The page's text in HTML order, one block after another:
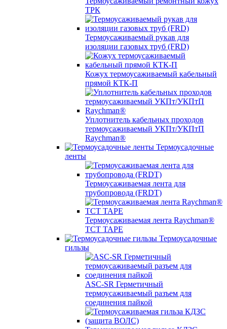
ТРК
Термоусаживаемый рукав для
изоляции газовых труб (FRD)
Кожух термоусаживаемый кабельный
прямой КТК-П
Уплотнитель кабельных проходов
термоусаживаемый УКПт/УКПтП
Raychman®
Термоусадочные
ленты
Термоусаживаемая лента для
трубопровода (FRDT)
Термоусаживаемая лента Raychman®
TCT TAPE
Термоусадочные
гильзы
ASC‐SR Герметичный
термоусаживаемый разъем для
соединения пайкой